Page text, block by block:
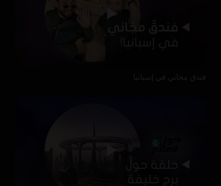
فندق مجاني في إسبانيا